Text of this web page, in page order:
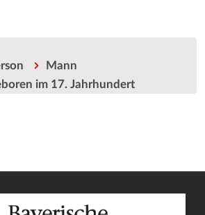
Mann
im 17. Jahrhundert